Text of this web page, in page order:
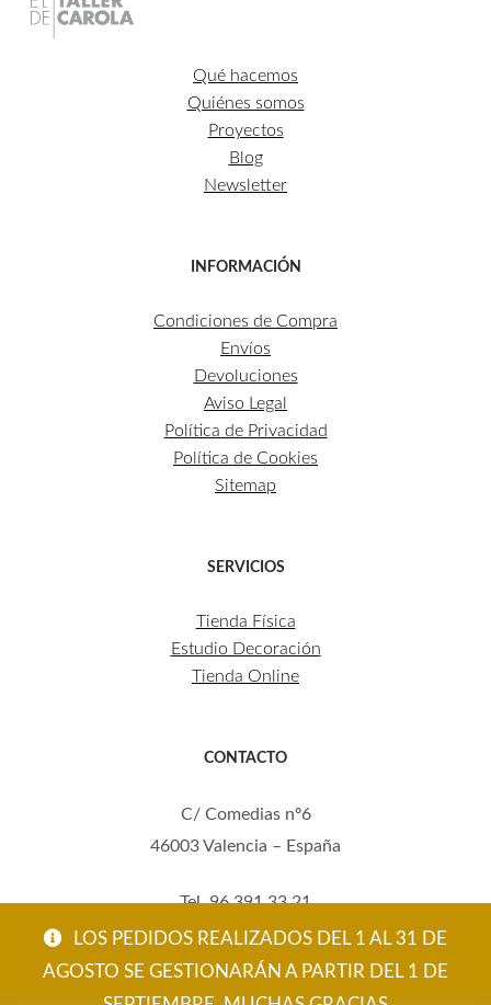
LOS PEDIDOS REALIZADOS DEL 1 AL 31 DE
AGOSTO SE GESTIONARÁN A PARTIR DEL 1 DE
Qué hacemos
Quiénes somos
Proyectos
Blog
Newsletter
INFORMACIÓN
Condiciones de Compra
Envíos
Devoluciones
Aviso Legal
Política de Privacidad
Política de Cookies
Sitemap
SERVICIOS
Tienda Física
Estudio Decoración
Tienda Online
CONTACTO
C/ Comedias nº6
46003 Valencia – España
Tel. 96 391 33 21
Mov. 620 123 461
carola@eltallerdecarola.com